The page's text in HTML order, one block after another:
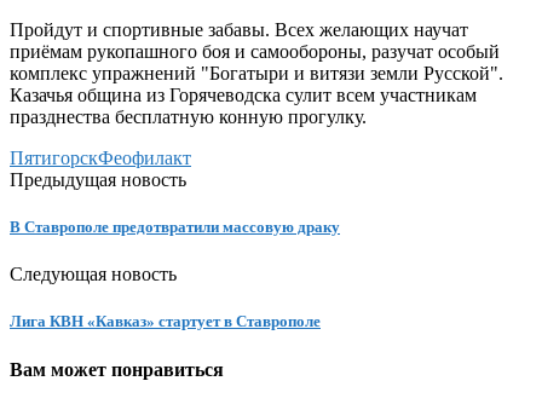
Пройдут и спортивные забавы. Всех желающих научат
приёмам рукопашного боя и самообороны, разучат особый
комплекс упражнений "Богатыри и витязи земли Русской".
Казачья община из Горячеводска сулит всем участникам
празднества бесплатную конную прогулку.
ПятигорскФеофилакт
Предыдущая новость
В Ставрополе предотвратили массовую драку
Следующая новость
Лига КВН «Кавказ» стартует в Ставрополе
Вам может понравиться